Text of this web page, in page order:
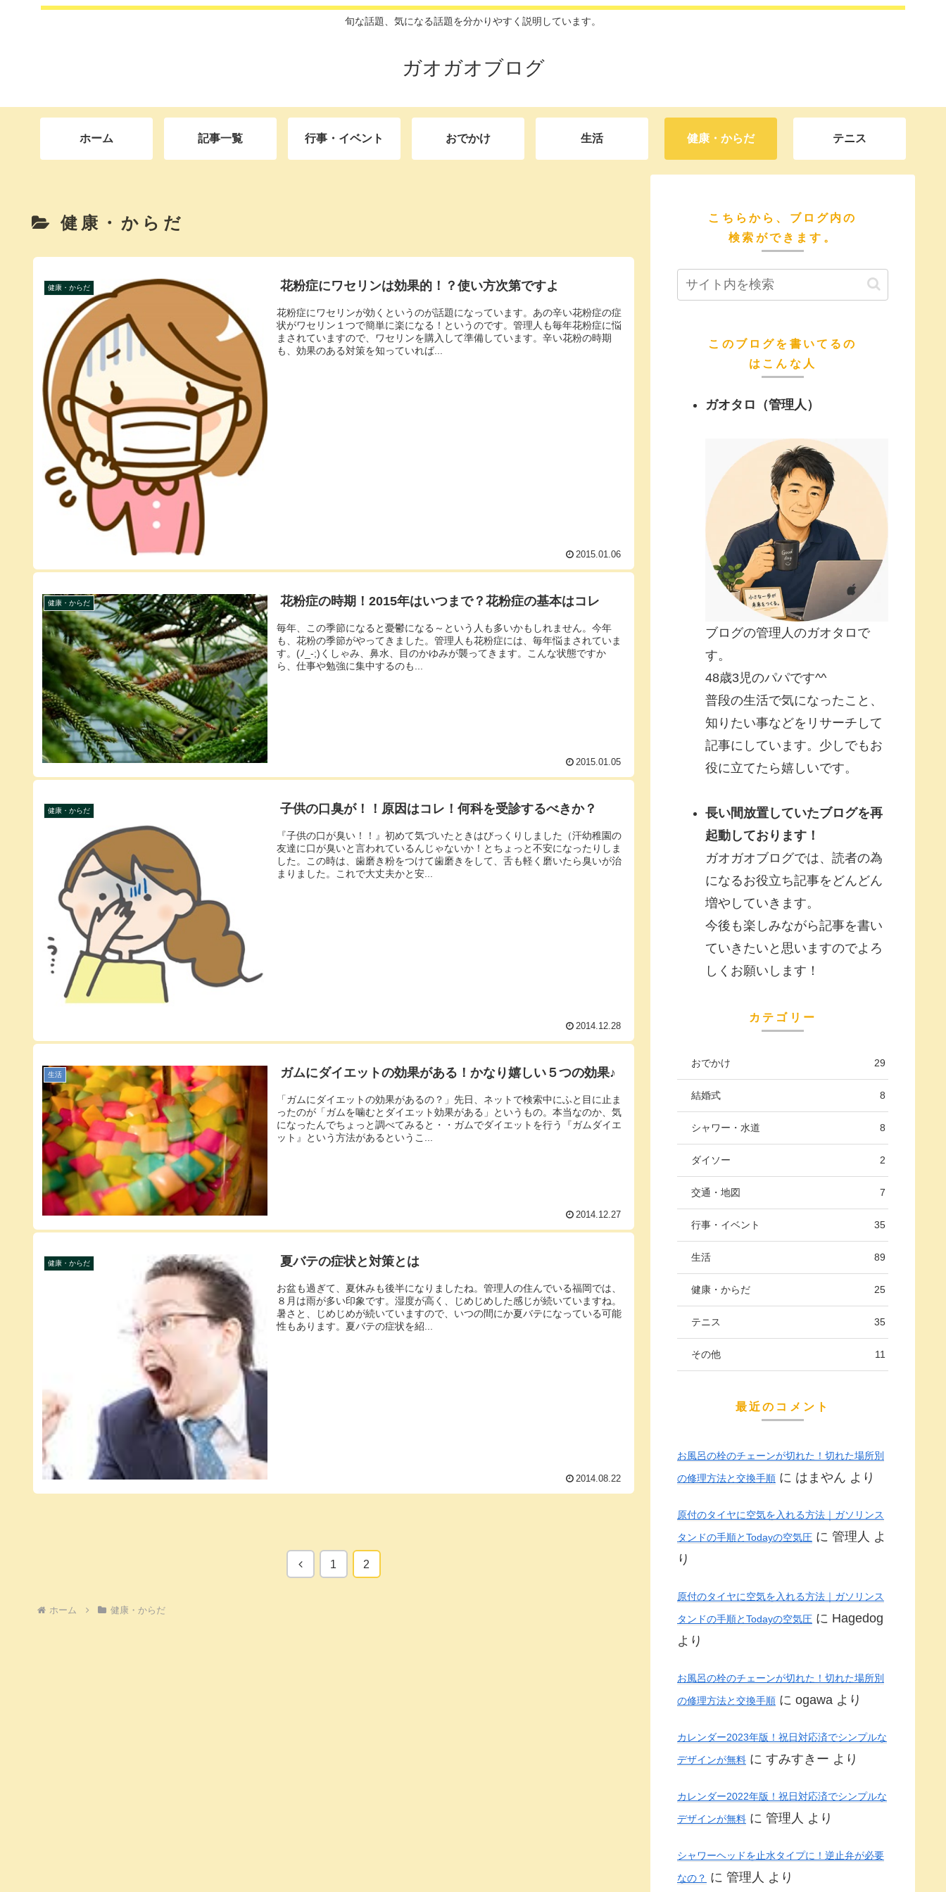
旬な話題、気になる話題を分かりやすく説明しています。
ガオガオブログ
ホーム 記事一覧 行事・イベント おでかけ 生活 健康・からだ テニス
健康・からだ
健康・からだ 花粉症にワセリンは効果的！？使い方次第ですよ
花粉症にワセリンが効くというのが話題になっています。あの辛い花粉症の症
状がワセリン１つで簡単に楽になる！というのです。管理人も毎年花粉症に悩
まされていますので、ワセリンを購入して準備しています。辛い花粉の時期
も、効果のある対策を知っていれば...
2015.01.06
健康・からだ 花粉症の時期！2015年はいつまで？花粉症の基本はコレ
毎年、この季節になると憂鬱になる～という人も多いかもしれません。今年
も、花粉の季節がやってきました。管理人も花粉症には、毎年悩まされていま
す。(ﾉ_-;)くしゃみ、鼻水、目のかゆみが襲ってきます。こんな状態ですか
ら、仕事や勉強に集中するのも...
2015.01.05
健康・からだ 子供の口臭が！！原因はコレ！何科を受診するべきか？
『子供の口が臭い！！』初めて気づいたときはびっくりしました（汗幼稚園の
友達に口が臭いと言われているんじゃないか！とちょっと不安になったりしま
した。この時は、歯磨き粉をつけて歯磨きをして、舌も軽く磨いたら臭いが治
まりました。これで大丈夫かと安...
2014.12.28
生活 ガムにダイエットの効果がある！かなり嬉しい５つの効果♪
「ガムにダイエットの効果があるの？」先日、ネットで検索中にふと目に止ま
ったのが「ガムを噛むとダイエット効果がある」というもの。本当なのか、気
になったんでちょっと調べてみると・・ガムでダイエットを行う『ガムダイエ
ット』という方法があるというこ...
2014.12.27
健康・からだ 夏バテの症状と対策とは
お盆も過ぎて、夏休みも後半になりましたね。管理人の住んでいる福岡では、
８月は雨が多い印象です。湿度が高く、じめじめした感じが続いていますね。
暑さと、じめじめが続いていますので、いつの間にか夏バテになっている可能
性もあります。夏バテの症状を紹...
2014.08.22
前 1 2
ホーム 健康・からだ
こちらから、ブログ内の
検索ができます。
このブログを書いてるの
はこんな人
ガオタロ（管理人）
ブログの管理人のガオタロで
す。
48歳3児のパパです^^
普段の生活で気になったこと、
知りたい事などをリサーチして
記事にしています。少しでもお
役に立てたら嬉しいです。
長い間放置していたブログを再
起動しております！
ガオガオブログでは、読者の為
になるお役立ち記事をどんどん
増やしていきます。
今後も楽しみながら記事を書い
ていきたいと思いますのでよろ
しくお願いします！
カテゴリー
おでかけ 29
結婚式 8
シャワー・水道 8
ダイソー 2
交通・地図 7
行事・イベント 35
生活 89
健康・からだ 25
テニス 35
その他 11
最近のコメント
お風呂の栓のチェーンが切れた！切れた場所別
の修理方法と交換手順 に はまやん より
原付のタイヤに空気を入れる方法｜ガソリンス
タンドの手順とTodayの空気圧 に 管理人 よ
り
原付のタイヤに空気を入れる方法｜ガソリンス
タンドの手順とTodayの空気圧 に Hagedog
より
お風呂の栓のチェーンが切れた！切れた場所別
の修理方法と交換手順 に ogawa より
カレンダー2023年版！祝日対応済でシンプルな
デザインが無料 に すみすきー より
カレンダー2022年版！祝日対応済でシンプルな
デザインが無料 に 管理人 より
シャワーヘッドを止水タイプに！逆止弁が必要
なの？ に 管理人 より